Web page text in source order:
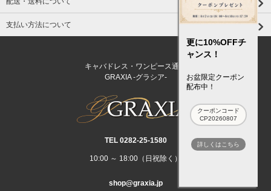
支払い方法について
キャバドレス・ワンピース通販
GRAXIA -グラシア-
TEL 0282‐25‐1580
10:00 ～ 18:00（日祝除く）
shop@graxia.jp
更に10%OFFチ
ャンス！
お盆限定クーポン
配布中！
クーポンコード
CP20260807
詳しくはこちら